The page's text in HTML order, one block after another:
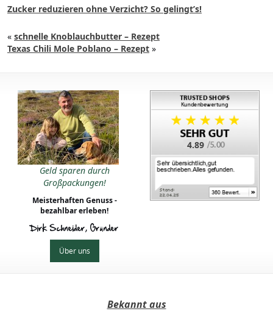
Zucker reduzieren ohne Verzicht? So gelingt’s!
« schnelle Knoblauchbutter – Rezept
Texas Chili Mole Poblano – Rezept »
Geld sparen durch
Großpackungen!
Meisterhaften Genuss -
bezahlbar erleben!
Dirk Schneider, Gründer
Über uns
4.89
Bekannt aus